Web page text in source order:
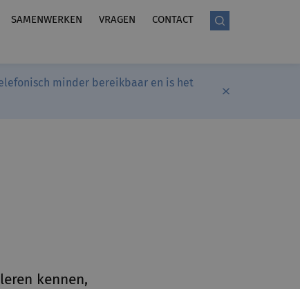
SAMENWERKEN VRAGEN CONTACT
minder bereikbaar en is het
kennen,